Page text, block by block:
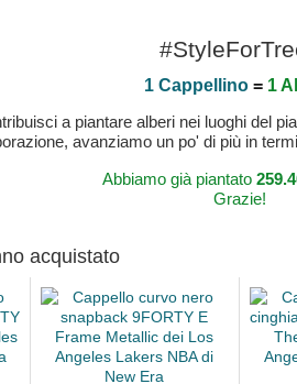
1 Cappellino= 1
a piantare alberi nei luoghi del
avanziamo un po' di più in
Abbiamo già piantato
Grazie!
acquistato